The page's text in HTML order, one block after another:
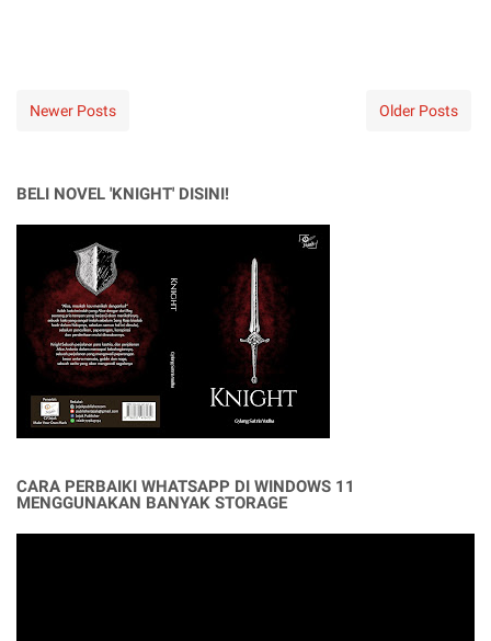
Newer Posts Older Posts
BELI NOVEL 'KNIGHT' DISINI!
CARA PERBAIKI WHATSAPP DI WINDOWS 11
MENGGUNAKAN BANYAK STORAGE